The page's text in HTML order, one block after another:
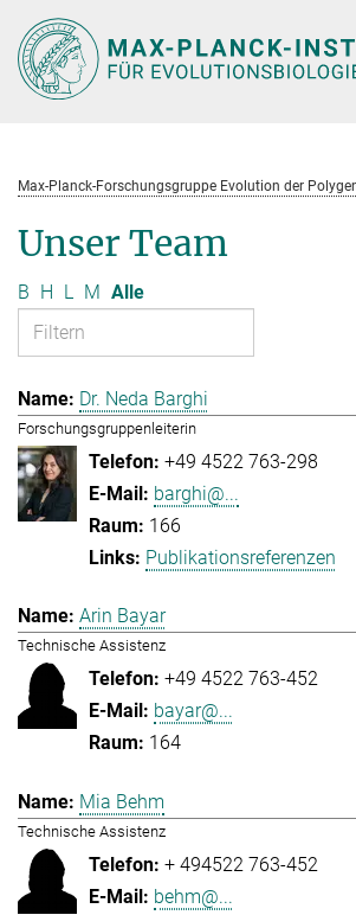
Hauptinhalt
Max-Planck-Forschungsgruppe Evolution der
Unser Team
B H L M Alle
Dr. Neda Barghi
Forschungsgruppenleiterin
+49 4522 763-298
barghi@...
166
Publikationsreferenzen
Arin Bayar
Technische Assistenz
+49 4522 763-452
bayar@...
164
Mia Behm
Technische Assistenz
+ 494522 763-452
behm@...